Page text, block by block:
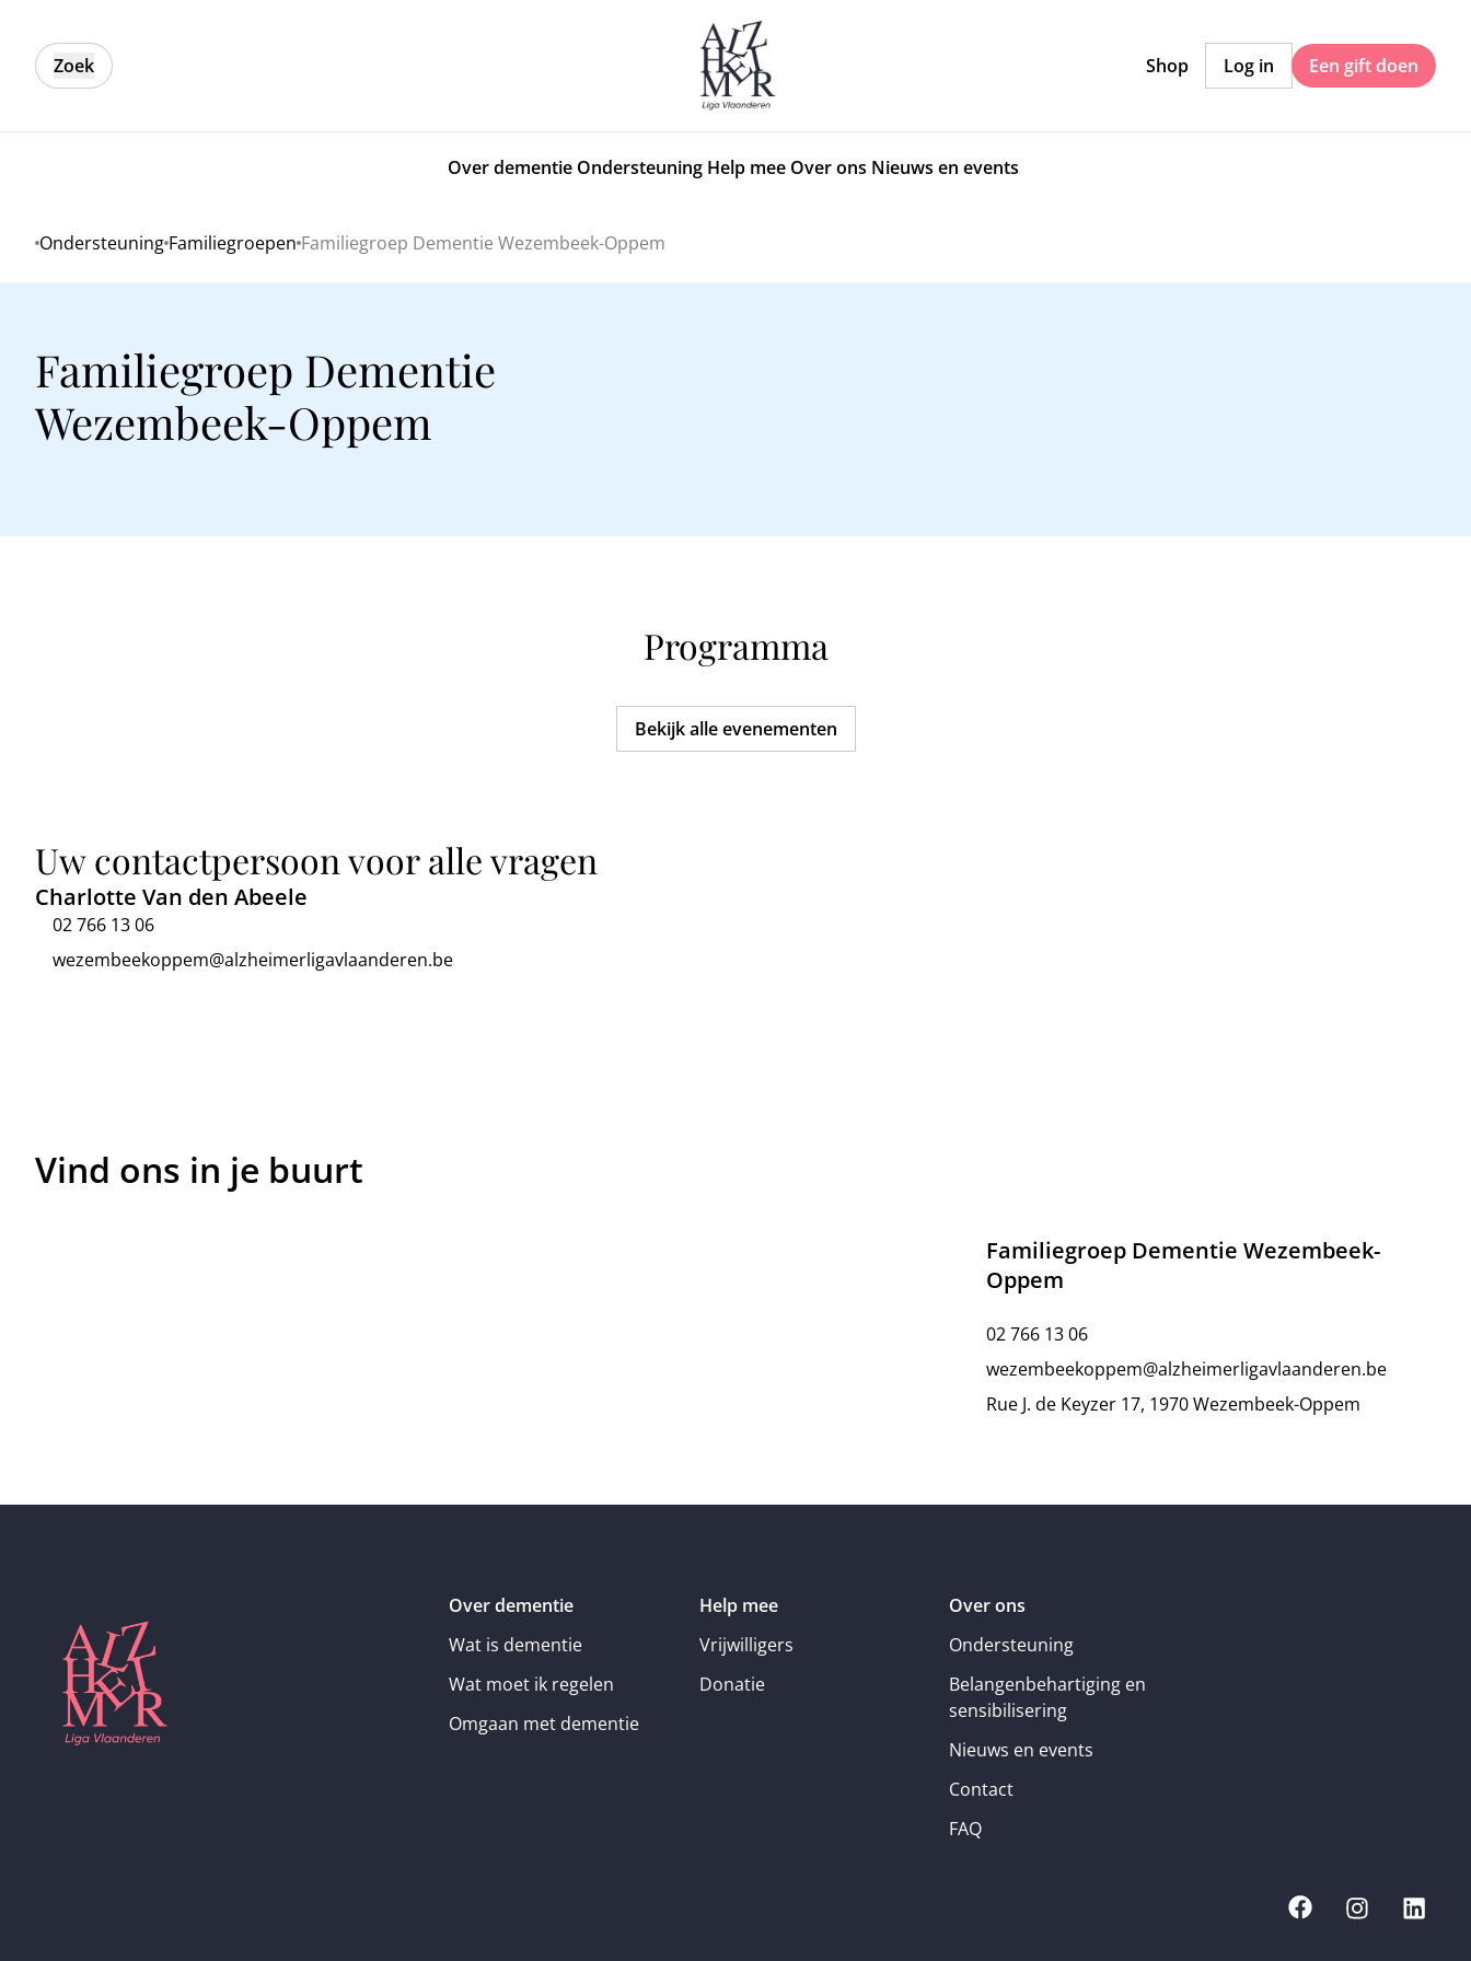
Zoek Shop Log in Een gift doen
Over dementie Ondersteuning Help mee Over ons Nieuws en events
Home
Ondersteuning Familiegroepen Familiegroep Dementie Wezembeek-Oppem
Familiegroep Dementie
Wezembeek-Oppem
Programma
Bekijk alle evenementen
Uw contactpersoon voor alle vragen
Charlotte Van den Abeele
02 766 13 06
wezembeekoppem@alzheimerligavlaanderen.be
Vind ons in je buurt
Familiegroep Dementie Wezembeek-
Oppem
02 766 13 06
wezembeekoppem@alzheimerligavlaanderen.be
Rue J. de Keyzer 17, 1970 Wezembeek-Oppem
Over dementie
Wat is dementie
Wat moet ik regelen
Omgaan met dementie
Help mee
Vrijwilligers
Donatie
Over ons
Ondersteuning
Belangenbehartiging en
sensibilisering
Nieuws en events
Contact
FAQ